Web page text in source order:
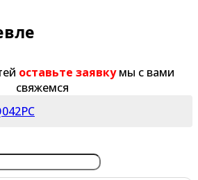
оставьте заявкумы с вами
свяжемся